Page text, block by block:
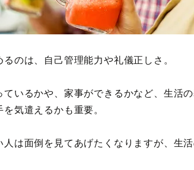
のは、自己管理能力や礼儀正しさ。
ているかや、家事ができるかなど、生活
気遣えるかも重要。
は面倒を見てあげたくなりますが、生活